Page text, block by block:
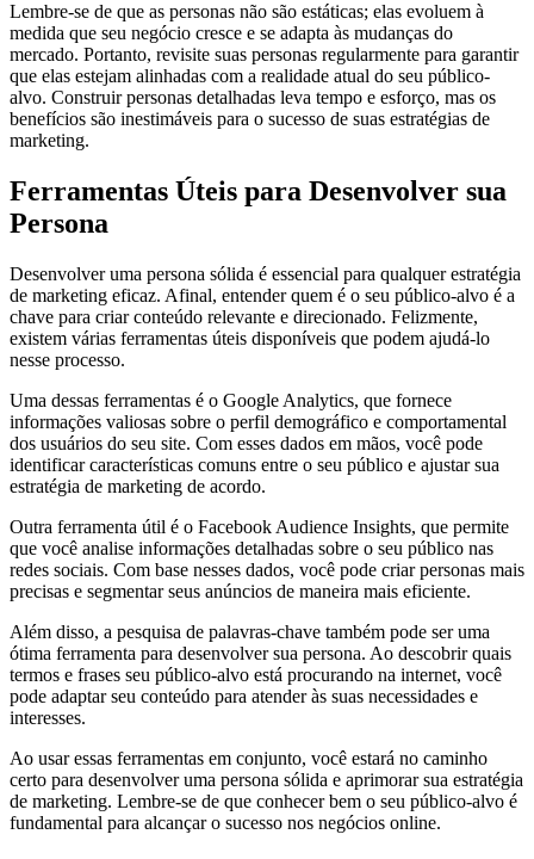
Lembre-se de que as personas não são estáticas; elas evoluem à
medida que seu negócio cresce e se adapta às mudanças do
mercado. Portanto, revisite suas personas regularmente para garantir
que elas estejam alinhadas com a realidade atual do seu público-
alvo. Construir personas detalhadas leva tempo e esforço, mas os
benefícios são inestimáveis ​​para o sucesso de suas estratégias de
marketing.
Ferramentas Úteis para Desenvolver sua
Persona
Desenvolver uma persona sólida é essencial para qualquer estratégia
de marketing eficaz. Afinal, entender quem é o seu público-alvo é a
chave para criar conteúdo relevante e direcionado. Felizmente,
existem várias ferramentas úteis disponíveis que podem ajudá-lo
nesse processo.
Uma dessas ferramentas é o Google Analytics, que fornece
informações valiosas sobre o perfil demográfico e comportamental
dos usuários do seu site. Com esses dados em mãos, você pode
identificar características comuns entre o seu público e ajustar sua
estratégia de marketing de acordo.
Outra ferramenta útil é o Facebook Audience Insights, que permite
que você analise informações detalhadas sobre o seu público nas
redes sociais. Com base nesses dados, você pode criar personas mais
precisas e segmentar seus anúncios de maneira mais eficiente.
Além disso, a pesquisa de palavras-chave também pode ser uma
ótima ferramenta para desenvolver sua persona. Ao descobrir quais
termos e frases seu público-alvo está procurando na internet, você
pode adaptar seu conteúdo para atender às suas necessidades e
interesses.
Ao usar essas ferramentas em conjunto, você estará no caminho
certo para desenvolver uma persona sólida e aprimorar sua estratégia
de marketing. Lembre-se de que conhecer bem o seu público-alvo é
fundamental para alcançar o sucesso nos negócios online.